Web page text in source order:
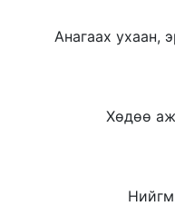
Анагаах ухаан,
Хөдөө